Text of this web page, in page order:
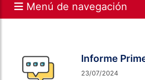
Menú de navegación
Informe
23/07/2024